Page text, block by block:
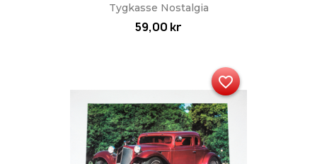
Tygkasse Nostalgia
59,00 kr
favorite_border